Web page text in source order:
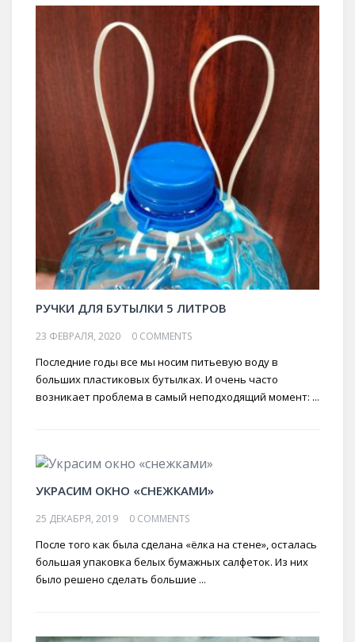
РУЧКИ ДЛЯ БУТЫЛКИ 5 ЛИТРОВ
23 ФЕВРАЛЯ, 2020 0 COMMENTS
Последние годы все мы носим питьевую воду в
больших пластиковых бутылках. И очень часто
возникает проблема в самый неподходящий момент: ...
УКРАСИМ ОКНО «СНЕЖКАМИ»
25 ДЕКАБРЯ, 2019 0 COMMENTS
После того как была сделана «ёлка на стене», осталась
большая упаковка белых бумажных салфеток. Из них
было решено сделать большие ...